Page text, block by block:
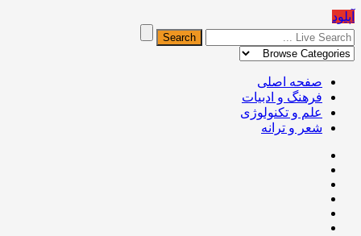
آپلود
صفحه اصلی
فرهنگ و ادبیات
علم و تکنولوژی
شعر و ترانه